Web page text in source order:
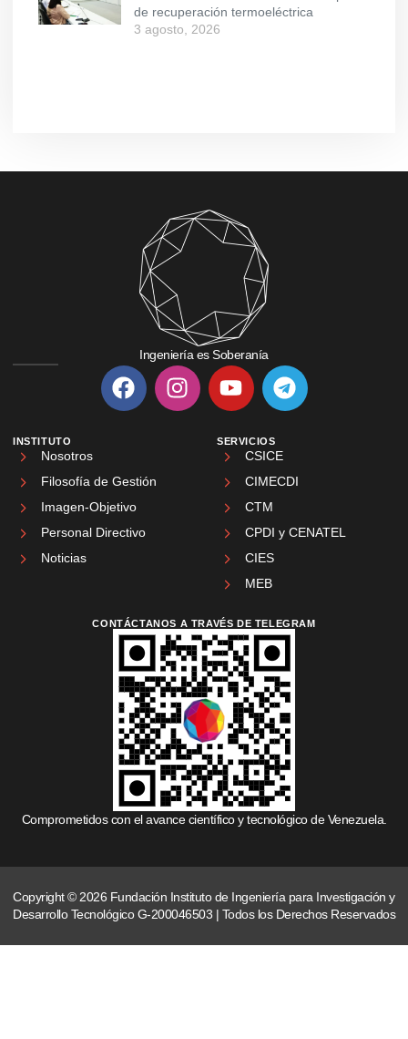
de recuperación termoeléctrica
3 agosto, 2026
Ingeniería es Soberanía
INSTITUTO
Nosotros
Filosofía de Gestión
Imagen-Objetivo
Personal Directivo
Noticias
SERVICIOS
CSICE
CIMECDI
CTM
CPDI y CENATEL
CIES
MEB
CONTÁCTANOS A TRAVÉS DE TELEGRAM
Comprometidos con el avance científico y tecnológico de Venezuela.
Copyright © 2026 Fundación Instituto de Ingeniería para Investigación y
Desarrollo Tecnológico G-200046503 | Todos los Derechos Reservados